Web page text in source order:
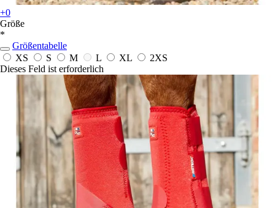
+0
Größe
*
Größentabelle
XS
S M L XL
2XS
Dieses Feld ist erforderlich